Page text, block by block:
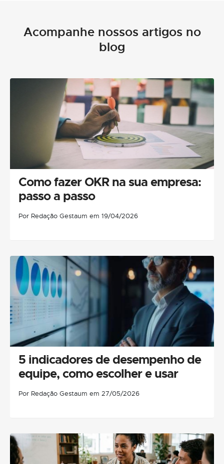
Acompanhe nossos artigos no
blog
Como fazer OKR na sua empresa:
passo a passo
Por Redação Gestaum em 19/04/2026
5 indicadores de desempenho de
equipe, como escolher e usar
Por Redação Gestaum em 27/05/2026